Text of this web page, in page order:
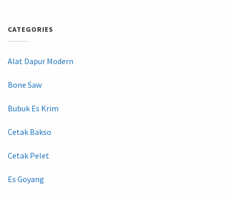
CATEGORIES
Alat Dapur Modern
Bone Saw
Bubuk Es Krim
Cetak Bakso
Cetak Pelet
Es Goyang